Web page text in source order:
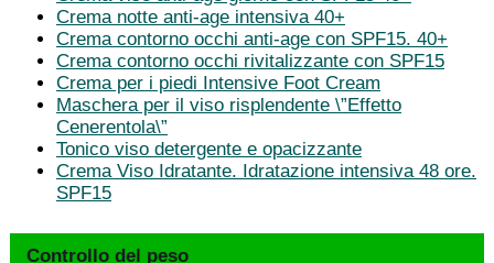
Crema notte anti-age intensiva 40+
Crema contorno occhi anti-age con SPF15. 40+
Crema contorno occhi rivitalizzante con SPF15
Crema per i piedi Intensive Foot Cream
Maschera per il viso risplendente \”Effetto
Cenerentola\”
Tonico viso detergente e opacizzante
Crema Viso Idratante. Idratazione intensiva 48 ore.
SPF15
Controllo del peso